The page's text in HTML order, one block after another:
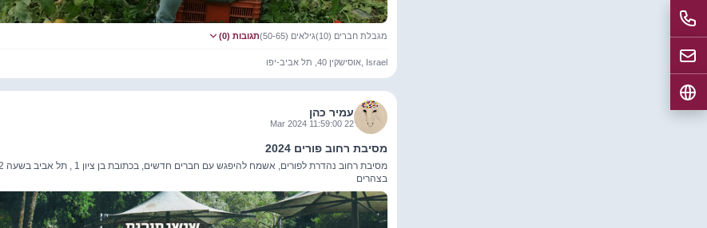
מגבלת חברים (10) גילאים (50-65) תגובות (0)
אוסישקין 40, תל אביב-יפו, Israel
עמיר כהן
22 Mar 2024 11:59:00
מסיבת רחוב פורים 2024
מסיבת רחוב נהדרת
בצהרים